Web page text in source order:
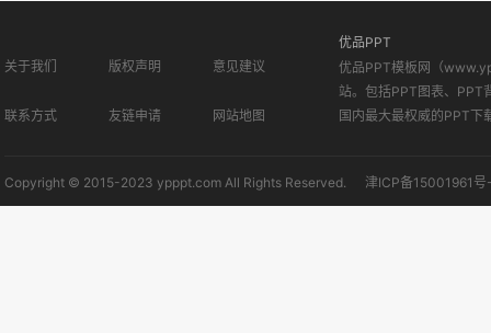
关于我们 版权声明 意见建议
联系方式 友链申请 网站地图
优品PPT
优品PPT模板网（
站。包括PPT图表、PPT
国内最大最权威的PPT下
Copyright © 2015-2023 ypppt.com All Rights Reserved. 津ICP备15001961号